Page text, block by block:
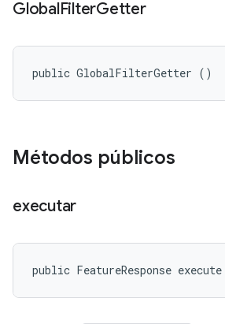
GlobalFilterGetter
public GlobalFilterGetter ()
Métodos públicos
executar
public FeatureResponse